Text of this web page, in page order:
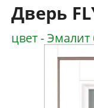
Установка
Дверь
цвет -